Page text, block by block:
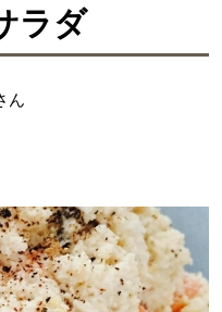
ラダ
ん